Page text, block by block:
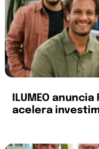
ILUMEO
acelera